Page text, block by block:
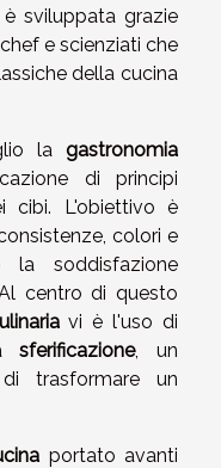
sviluppata grazie
e scienziati che
della cucina
la gastronomia
di principi
cibi. L'obiettivo è
colori e
la soddisfazione
centro di questo
vi è l'uso di
sferificazione, un
trasformare un
portato avanti